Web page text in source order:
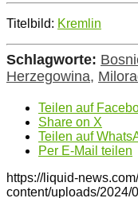
Titelbild: Kremlin
Schlagworte:
Herzegowina,
Teilen auf
Share on X
Teilen auf
Per E-Mail teilen
https://liquid-
content/uploads/2024/